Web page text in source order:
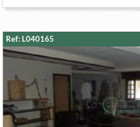
Ref: L040165